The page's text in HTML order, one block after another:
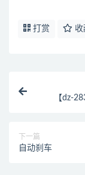
打赏 收
【dz-
下一篇
自动刹车